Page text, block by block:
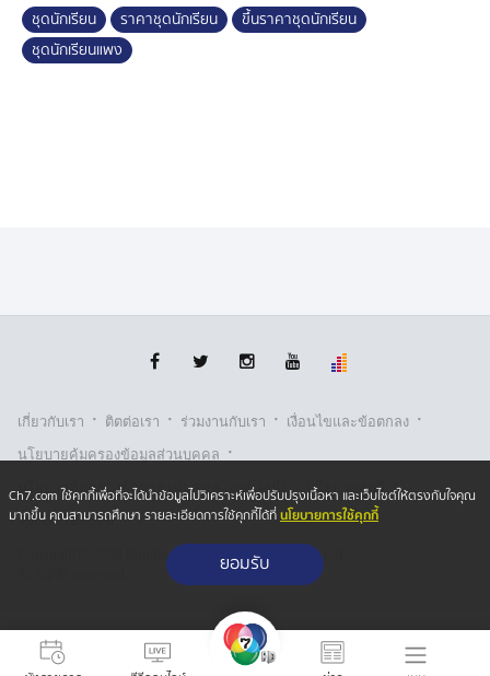
คุ้มครองผู้บริโภค ลงพื้นที่ย่านการค้าบางลำพู ติดตามการ
ซื้อขายชุดนักเรียนและอุปกรณ์การเรียน เพื่อป้องกันการเอา
ชุดนักเรียน ราคาชุดนักเรียน
ขึ้นราคาชุดนักเรียน
ชุดนักเรียนแพง
เกี่ยวกับเรา · ติตต่อเรา · ร่วมงานกับเรา · เงื่อนไขและข้อตกลง ·
นโยบายคุ้มครองข้อมูลส่วนบุคคล ·
นโยบายคุ้มครองข้อมูลส่วนบุคคล (ออนไลน์) · นโยบายคุกกี้ ·
รับเรื่องร้องเรียน
Copyright © 2026 Bangkok Broadcasting & T.V. Co.,Ltd.
Ch7.com ใช้คุกกี้เพื่อที่จะได้นำข้อมูลไปวิเคราะห์เพื่อปรับปรุงเนื้อหา และเว็บไซต์ให้ตรงกับใจคุณ
มากขึ้น คุณสามารถศึกษา รายละเอียดการใช้คุกกี้ได้ที่นโยบายการใช้คุกกี้
ยอมรับ